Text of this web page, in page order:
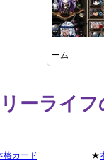
ーム
ーライ
格カード ★